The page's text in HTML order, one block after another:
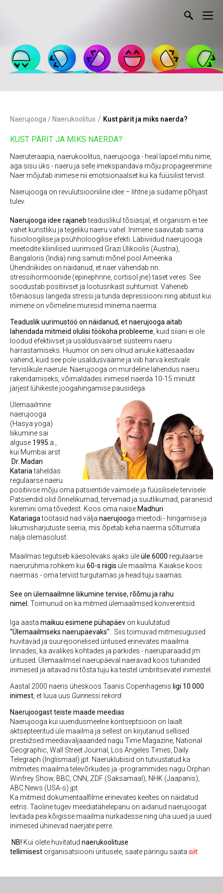
Naerujooga / Naerukoolitus / Kust pärit ja miks naerda?
KUST PÄRIT JA MIKS NAERDA?
Naeruteraapia, naerukoolitus, naerujooga - heal lapsel mitu nime,
aga sisu üks - naeru ja selle imekspandava mõju propageerimine.
Naer mõjutab inimese nii emotsionaalset kui ka füüsilist tervist.
Naerujooga on revulutsiooniline idee – lihtne ja südame põhjast
tulev.
Naerujooga idee rajanebteaduslikul tõsiasjal, et organism ei tee
vahet kunstliku ja tegeliku naeru vahel. Inimene saavutab sama
füsioloogilise ja psühholoogilise efekti. Läbiviidud naerujooga
meetodite kliinilised uurimised Grazi Ülikoolis (Austria),
Bangaloris (India) ning samuti mõnel pool Ameerika
Ühendriikides on näidanud, et naer vähendab nn.
stressihormoonide (epinephrine, cortisol jne) taset veres. See
soodustab positiivset ja lootusrikast suhtumist. Väheneb
tõenäosus langeda stressi ja tunda depressiooni ning abitust kui
inimene on võimeline muresid minema naerma.
Teaduslik uurimustöö on näidanud, et naerujooga aitab
lahendada mitmeid olulisi töökoha probleeme , kuid siiani ei ole
loodud efektiivset ja usaldusväärset süsteemi naeru
harrastamiseks. Huumor on seni olnud ainuke kättesaadav
vahend, kuid see pole usaldusväärne ja viib harva kestvale
tervislikule naerule. Naerujooga on murdeline lahendus naeru
rakendamiseks, võimaldades inimesel naerda 10-15 minutit
järjest lühikeste joogahingamise pausidega.
Ülemaailmne
naerujooga
(Hasya yoga)
liikumine sai
alguse 1995. a.,
kui Mumbai arst
Dr. Madan
Katariatäheldas
regulaarse naeru
positiivse mõju oma patsientide vaimsele ja füüsilisele tervisele.
Patsiendid olid õnnelikumad, tervemad ja suutlikumad, paranesid
kiiremini oma tõvedest. Koos oma naise Madhuri
Katariagatöötasid nad välja naerujooga meetodi - hingamise ja
liikumisharjutuste seeria, mis õpetab keha naerma sõltumata
nalja olemasolust.
Maailmas tegutseb käesolevaks ajaks üleüle 6000 regulaarse
naerurühma rohkem kui 60-s riigis üle maailma. Käiakse koos
naermas - oma tervist turgutamas ja head tuju saamas.
See on ülemaailmne liikumine tervise, rõõmu ja rahu
nimel.
Toimunud on ka mitmed ülemaailmsed konverentsid.
Iga aasta maikuu esimene pühapäev on kuulutatud
"Ülemaailmseks naerupäevaks".
Siis toimuvad mitmesugused
huvitavad ja suurejoonelised üritused erinevates maailma
linnades, ka avalikes kohtades ja parkides - naeruparaadid jm.
üritused. Ülemaailmsel naerupäeval naeravad koos tuhanded
inimesed ja aitavad nii tõsta tuju ka teistel ümbritsevatel inimestel.
Aastal 2000 naeris üheskoos Taanis Copenhagenis ligi 10 000
inimest , et luua uus Guinnessi rekord.
Naerujoogast teiste maade meedias
Naerujooga kui uuendusmeelne kontseptsioon on laialt
aktsepteeritud üle maailma ja sellest on kirjutanud sellised
prestiižsed meediaväljaaanded nagu Time Magazine, National
Geographic, Wall Street Journal, Los Angeles Times, Daily
Telegraph (Inglismaal) jpt. Naeruklubisid on tutvustatud ka
mitmetes maailma televõrkudes ja -programmides nagu Orphan
Winfrey Show, BBC, CNN, ZDF (Saksamaal), NHK (Jaapanis),
ABC News (USA-s) jpt.
Ka mitmeid dokumentaalfilme erinevates keeltes on näidatud
eetris. Taoline tugev meediatähelepanu on aidanud naerujoogat
levitada pea kõigisse maailma nurkadesse ning üha uued ja uued
inimesed ühinevad naerjate perre.
NB! Kui olete huvitatud naerukoolituse
tellimisest organisatsiooni üritusele, saate päringu saata siit.